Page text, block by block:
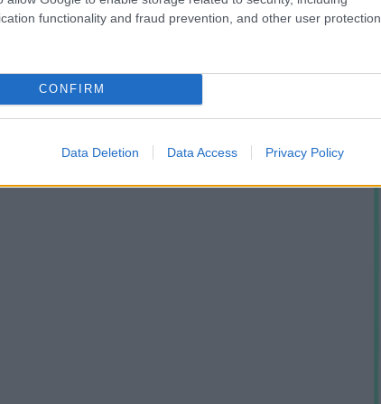
functionality and fraud prevention, and other user protection.
CONFIRM
Data Deletion Data Access Privacy Policy